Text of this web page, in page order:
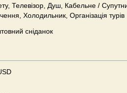
Телевізор, Душ, Кабельне /
Холодильник, Організація турів
сніданок